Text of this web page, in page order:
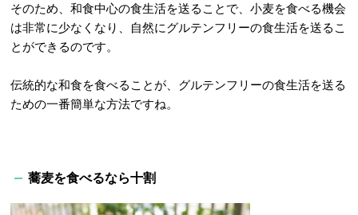
そのため、和食中心の食生活を送ることで、小麦を食べる機会
は非常に少なくなり、自然にグルテンフリーの食生活を送るこ
とができるのです。
伝統的な和食を食べることが、グルテンフリーの食生活を送る
ための一番簡単な方法ですね。
蕎麦を食べるなら十割